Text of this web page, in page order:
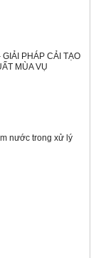
PHÁP CẢI TẠO
MÙA VỤ
nước trong xử lý